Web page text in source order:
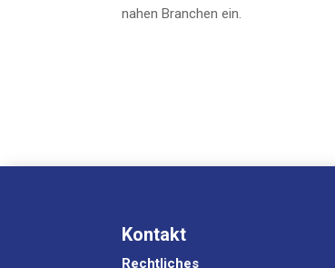
na­hen Bran­chen ein.
Kontakt
Rechtliches